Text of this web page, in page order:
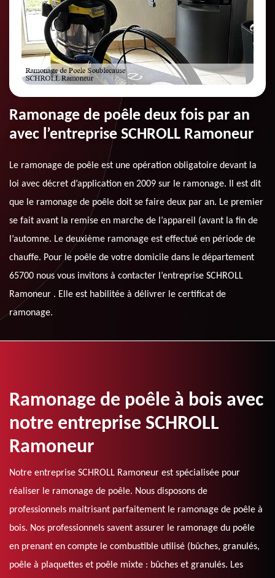
Ramonage de poêle deux fois par an
avec l’entreprise SCHROLL Ramoneur
Le ramonage de poêle est une opération obligatoire devant la
loi avec décret d’application en 2009 sur le ramonage. Il est dit
que le ramonage de poêle doit se faire deux par an. Le premier
se fait avant la remise en marche de l’appareil (avant la fin de
l’automne. Le deuxième ramonage est effectué en période de
chauffe. Pour le poêle de votre domicile dans le département
65700 nous vous invitons à contacter l’entreprise SCHROLL
Ramoneur . Elle est habilitée à délivrer le certificat de
ramonage.
Ramonage de poêle à bois avec
notre entreprise SCHROLL
Ramoneur
Notre entreprise SCHROLL Ramoneur est spécialisée pour
réaliser le ramonage de poêle. Nous disposons de
professionnels maitrisant parfaitement le ramonage de poêle à
bois. Nos professionnels savent assurer le ramonage du poêle
en prenant en compte le combustible utilisé (bûches, granulés,
poêle à plaquettes et poêle mixte : bûches et granulés. Les